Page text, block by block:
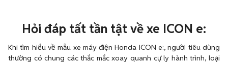
Hỏi đáp tất tần tật về xe ICON e:
Khi tìm hiểu về mẫu xe máy điện Honda ICON e:, người tiêu dùng
thường có chung các thắc mắc xoay quanh cự ly hành trình, loại